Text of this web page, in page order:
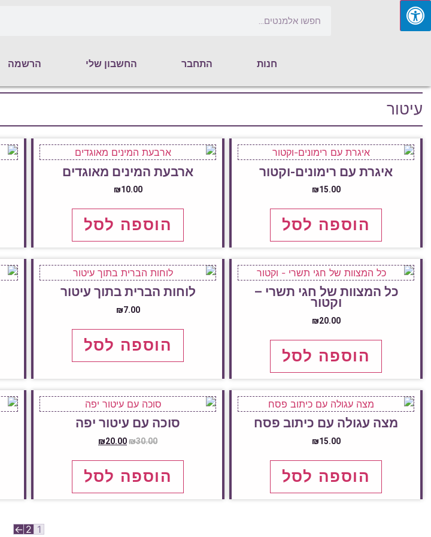
חנות התחבר החשבון שלי הרשמה
עיטור
איגרת עם רימונים-וקטור
₪15.00
הוספה לסל
ארבעת המינים מאוגדים
₪10.00
הוספה לסל
כל המצוות של חגי תשרי –
וקטור
₪20.00
הוספה לסל
לוחות הברית בתוך עיטור
₪7.00
הוספה לסל
מצה עגולה עם כיתוב פסח
₪15.00
הוספה לסל
סוכה עם עיטור יפה
₪30.00
₪20.00
הוספה לסל
1
2
←